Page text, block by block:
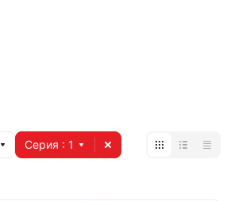
Серия : 1